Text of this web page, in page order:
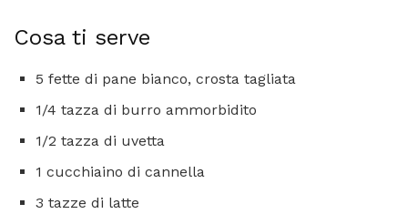
Cosa ti serve
5 fette di pane bianco, crosta tagliata
1/4 tazza di burro ammorbidito
1/2 tazza di uvetta
1 cucchiaino di cannella
3 tazze di latte